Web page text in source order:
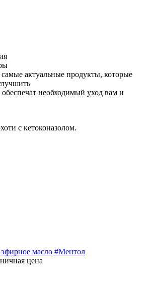
актуальные продукты, которые
обеспечат необходимый уход вам и
с кетоконазолом.
масло #Ментол
цена